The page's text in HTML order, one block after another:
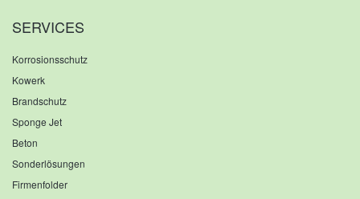
SERVICES
Korrosionsschutz
Kowerk
Brandschutz
Sponge Jet
Beton
Sonderlösungen
Firmenfolder